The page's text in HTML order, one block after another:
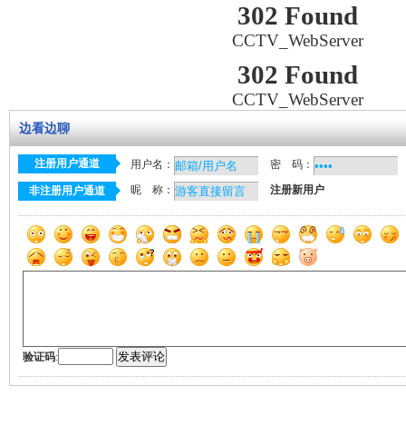
302 Found
CCTV_WebServer
302 Found
CCTV_WebServer
边看边聊
注册用户通道 用户名： 密 码：
非注册用户通道 昵 称： 注册新用户
验证码: